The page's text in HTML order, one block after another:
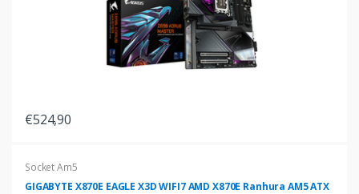
€524,90
Socket Am5
GIGABYTE X870E EAGLE X3D WIFI7 AMD X870E Ranhura AM5 ATX